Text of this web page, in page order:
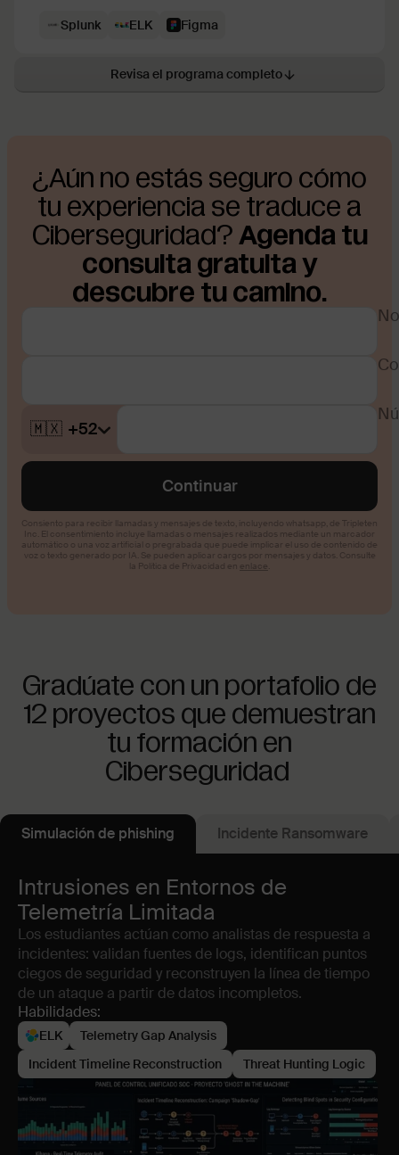
Splunk ELK Figma
Revisa el programa completo
¿Aún no estás seguro cómo
tu experiencia se traduce a
Ciberseguridad? Agenda tu
consulta gratuita y
descubre tu camino.
Gradúate con un portafolio de
12 proyectos que demuestran
tu formación en
Ciberseguridad
Simulación de phishing Incidente Ransomware
Intrusiones en Entornos de
Telemetría Limitada
Los estudiantes actúan como analistas de respuesta a
incidentes: validan fuentes de logs, identifican puntos
ciegos de seguridad y reconstruyen la línea de tiempo
de un ataque a partir de datos incompletos.
Habilidades:
ELK
Telemetry Gap Analysis
Incident Timeline Reconstruction
Threat Hunting Logic